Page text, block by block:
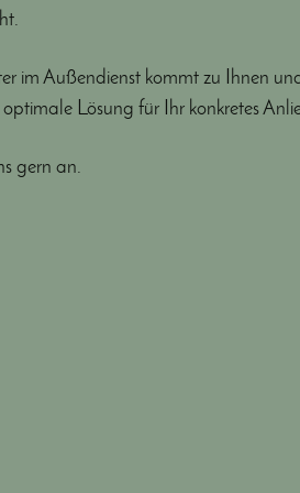
im Außendienst kommt zu Ihnen
Lösung für Ihr konkretes
gern an.